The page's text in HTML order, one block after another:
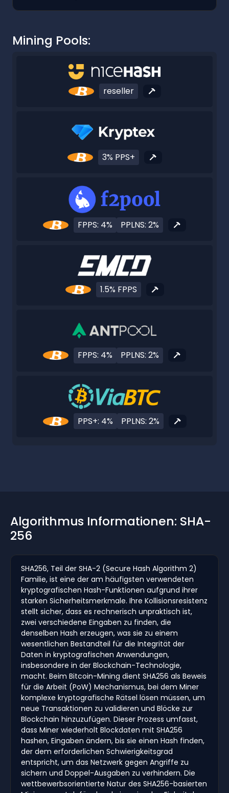
Mining Pools:
reseller
3% PPS+
FPPS: 4% PPLNS: 2%
1.5% FPPS
FPPS: 4% PPLNS: 2%
PPS+: 4% PPLNS: 2%
Algorithmus Informationen: SHA-
256
SHA256, Teil der SHA-2 (Secure Hash Algorithm 2)
Familie, ist eine der am häufigsten verwendeten
kryptografischen Hash-Funktionen aufgrund ihrer
starken Sicherheitsmerkmale. Ihre Kollisionsresistenz
stellt sicher, dass es rechnerisch unpraktisch ist,
zwei verschiedene Eingaben zu finden, die
denselben Hash erzeugen, was sie zu einem
wesentlichen Bestandteil für die Integrität der
Daten in kryptografischen Anwendungen,
insbesondere in der Blockchain-Technologie,
macht. Beim Bitcoin-Mining dient SHA256 als Beweis
für die Arbeit (PoW) Mechanismus, bei dem Miner
komplexe kryptografische Rätsel lösen müssen, um
neue Transaktionen zu validieren und Blöcke zur
Blockchain hinzuzufügen. Dieser Prozess umfasst,
dass Miner wiederholt Blockdaten mit SHA256
hashen, Eingaben ändern, bis sie einen Hash finden,
der dem erforderlichen Schwierigkeitsgrad
entspricht, um das Netzwerk gegen Angriffe zu
sichern und Doppel-Ausgaben zu verhindern. Die
wettbewerbsorientierte Natur des SHA256-basierten